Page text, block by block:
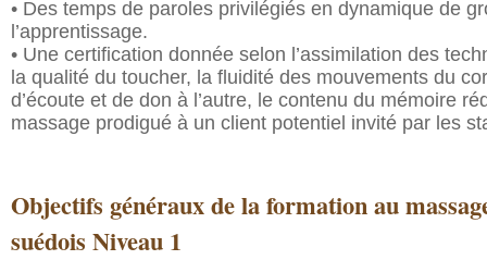
• Des temps de paroles privilégiés en dynamique de
l’apprentissage.
• Une certification donnée selon l’assimilation des
la qualité du toucher, la fluidité des mouvements du
d’écoute et de don à l’autre, le contenu du mémoire
massage prodigué à un client potentiel invité par les
Objectifs généraux de la formation au
suédois Niveau 1